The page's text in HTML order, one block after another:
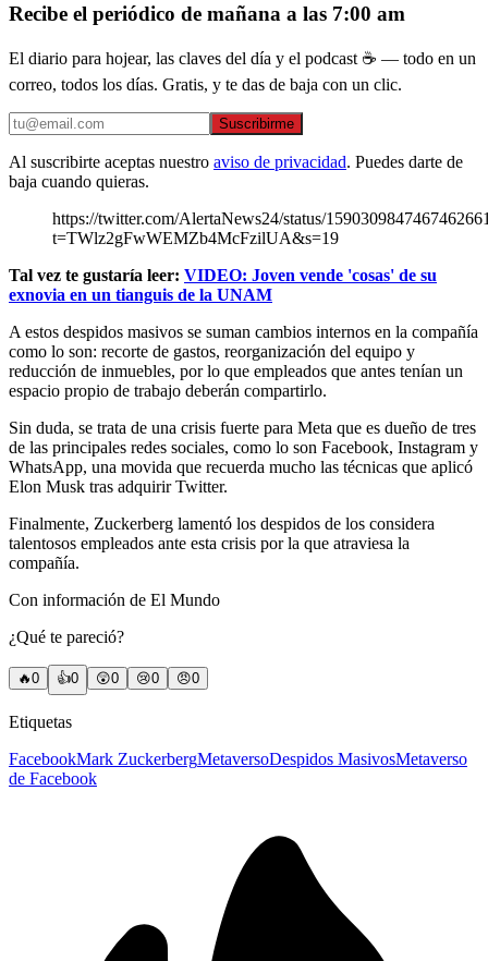
Recibe el periódico de mañana a las 7:00 am
El diario para hojear, las claves del día y el podcast ☕ — todo en un
correo, todos los días. Gratis, y te das de baja con un clic.
Suscribirme
Al suscribirte aceptas nuestro aviso de privacidad. Puedes darte de
baja cuando quieras.
https://twitter.com/AlertaNews24/status/
t=TWlz2gFwWEMZb4McFzilUA&s=19
Tal vez te gustaría leer: VIDEO: Joven vende 'cosas' de su
exnovia en un tianguis de la UNAM
A estos despidos masivos se suman cambios internos en la compañía
como lo son: recorte de gastos, reorganización del equipo y
reducción de inmuebles, por lo que empleados que antes tenían un
espacio propio de trabajo deberán compartirlo.
Sin duda, se trata de una crisis fuerte para Meta que es dueño de tres
de las principales redes sociales, como lo son Facebook, Instagram y
WhatsApp, una movida que recuerda mucho las técnicas que aplicó
Elon Musk tras adquirir Twitter.
Finalmente, Zuckerberg lamentó los despidos de los considera
talentosos empleados ante esta crisis por la que atraviesa la
compañía.
Con información de El Mundo
¿Qué te pareció?
🔥0 👍0 😲0 😢0 😠0
Etiquetas
FacebookMark ZuckerbergMetaversoDespidos MasivosMetaverso
de Facebook